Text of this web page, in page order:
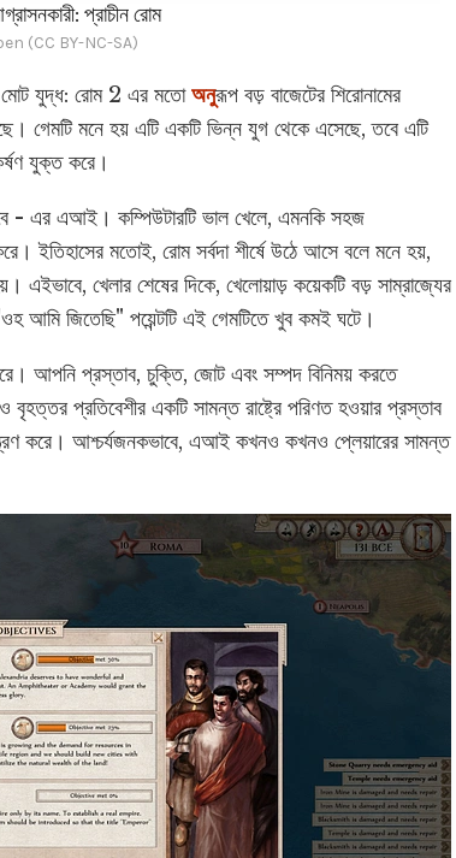
প্রাচীন রোম
(CC BY-NC-SA)
মোট যুদ্ধ: রোম 2 এর মতোঅনুরূপ বড় বাজেটের শিরোনামের
গেমটি মনে হয় এটি একটি ভিন্ন যুগ থেকে এসেছে, তবে এটি
যুক্ত করে।
- এর এআই। কম্পিউটারটি ভাল খেলে, এমনকি সহজ
ইতিহাসের মতোই, রোম সর্বদা শীর্ষে উঠে আসে বলে মনে হয়,
এইভাবে, খেলার শেষের দিকে, খেলোয়াড় কয়েকটি বড় সাম্রাজ্যের
আমি জিতেছি" পয়েন্টটি এই গেমটিতে খুব কমই ঘটে।
আপনি প্রস্তাব, চুক্তি, জোট এবং সম্পদ বিনিময় করতে
প্রতিবেশীর একটি সামন্ত রাষ্ট্রে পরিণত হওয়ার প্রস্তাব
করে। আশ্চর্যজনকভাবে, এআই কখনও কখনও প্লেয়ারের সামন্ত